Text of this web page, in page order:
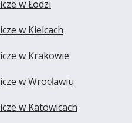
w Łodzi
w Kielcach
w Krakowie
w Wrocławiu
w Katowicach